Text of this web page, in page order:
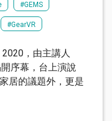
#GEMS
#GearVR
，由主講人
開序幕，台上演說
居的議題外，更是